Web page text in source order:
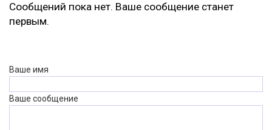
Сообщений пока нет. Ваше сообщение станет
первым.
Ваше имя
Ваше сообщение